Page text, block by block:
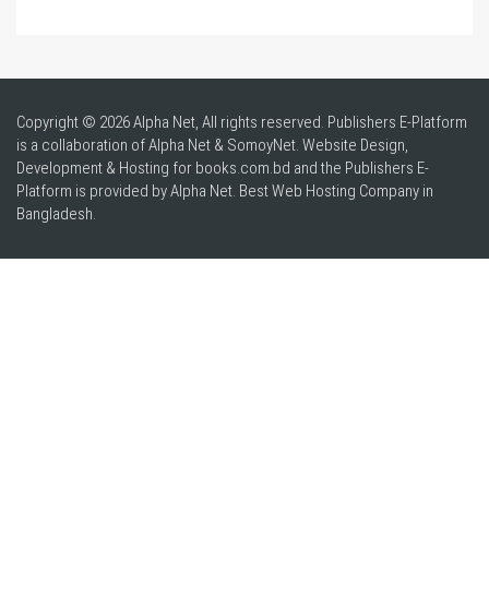
Copyright © 2026 Alpha Net, All rights reserved. Publishers E-Platform
is a collaboration of Alpha Net & SomoyNet. Website Design,
Development & Hosting for books.com.bd and the Publishers E-
Platform is provided by Alpha Net. BestWeb Hosting Company in
Bangladesh.